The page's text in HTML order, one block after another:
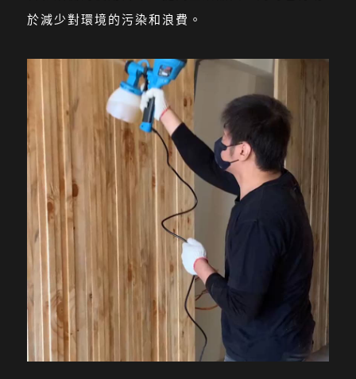
於減少對環境的污染和浪費。